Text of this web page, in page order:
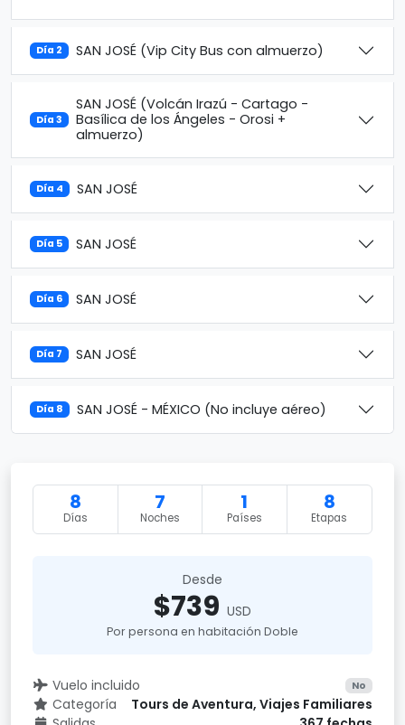
Día 2 SAN JOSÉ (Vip City Bus con almuerzo)
Día 3
SAN JOSÉ (Volcán Irazú - Cartago -
Basílica de los Ángeles - Orosi +
almuerzo)
Día 4 SAN JOSÉ
Día 5 SAN JOSÉ
Día 6 SAN JOSÉ
Día 7 SAN JOSÉ
Día 8 SAN JOSÉ - MÉXICO (No incluye aéreo)
8
Días
7
Noches
1
Países
8
Etapas
Desde
$739 USD
Por persona en habitación Doble
Vuelo incluido No
Categoría
Tours de Aventura, Viajes Familiares